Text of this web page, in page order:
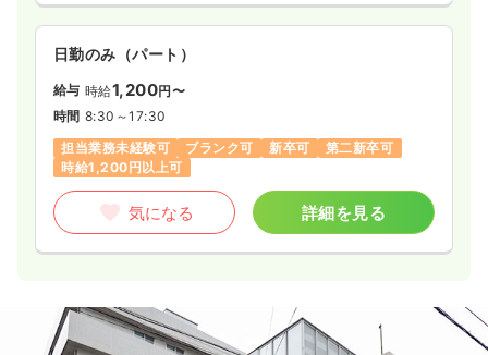
日勤のみ（パート）
給与 時給1,200円〜
時間 8:30～17:30
担当業務未経験可
ブランク可 新卒可
第二新卒可
時給1,200円以上可
気になる 詳細を見る